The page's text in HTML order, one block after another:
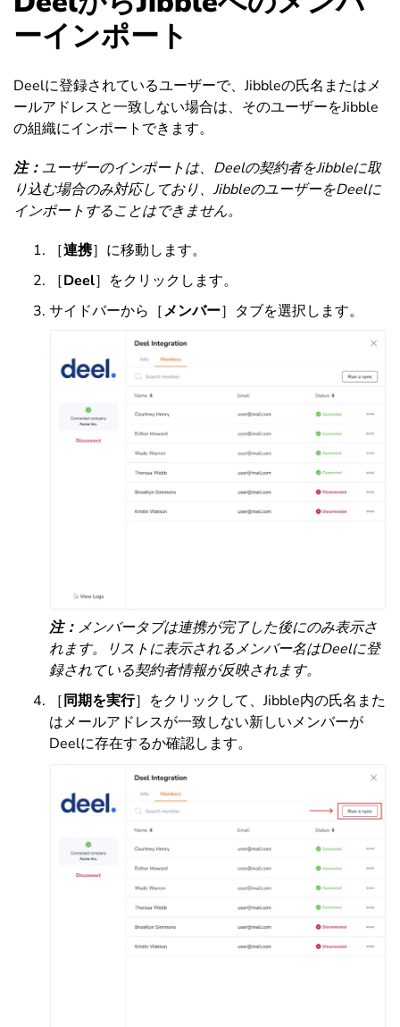
ーインポート
Deelに登録されているユーザーで、Jibbleの氏名またはメ
ールアドレスと一致しない場合は、そのユーザーをJibble
の組織にインポートできます。
注：ユーザーのインポートは、Deelの契約者をJibbleに取
り込む場合のみ対応しており、JibbleのユーザーをDeelに
インポートすることはできません。
［連携］に移動します。
［Deel］をクリックします。
サイドバーから［メンバー］タブを選択します。
注： メンバータブは連携が完了した後にのみ表示さ
れます。リストに表示されるメンバー名はDeelに登
録されている契約者情報が反映されます。
［ 同期を実行］をクリックして、Jibble内の氏名また
はメールアドレスが一致しない新しいメンバーが
Deelに存在するか確認します。